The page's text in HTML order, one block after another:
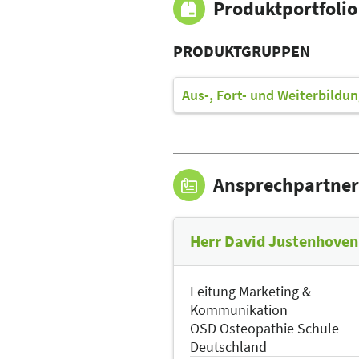
Produktportfolio
PRODUKTGRUPPEN
Aus-, Fort- und
Ansprechpartner
Herr David Justenhoven
Leitung Marketing &
Kommunikation
OSD Osteopathie Schule
Deutschland